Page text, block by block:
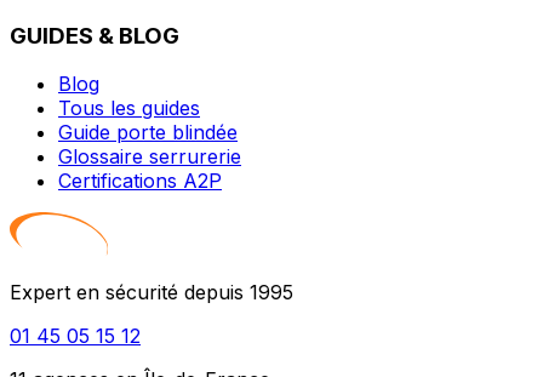
GUIDES & BLOG
Blog
Tous les guides
Guide porte blindée
Glossaire serrurerie
Certifications A2P
Expert en sécurité depuis 1995
01 45 05 15 12